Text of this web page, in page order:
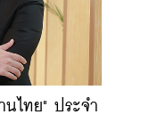
นไทย" ประจำ